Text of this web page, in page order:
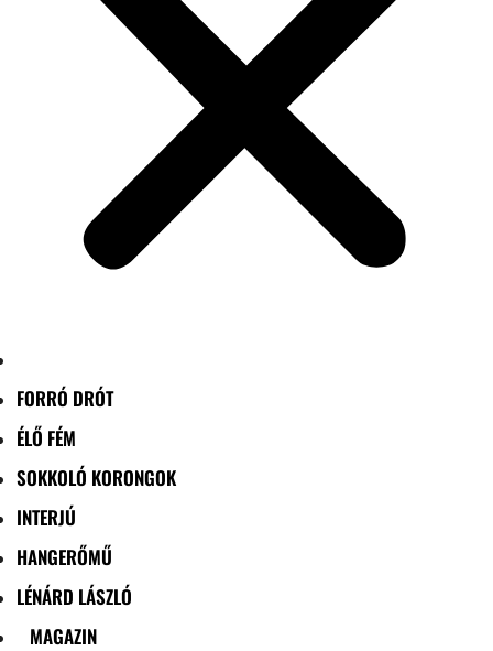
FORRÓ DRÓT
ÉLŐ FÉM
SOKKOLÓ KORONGOK
INTERJÚ
HANGERŐMŰ
LÉNÁRD LÁSZLÓ
MAGAZIN